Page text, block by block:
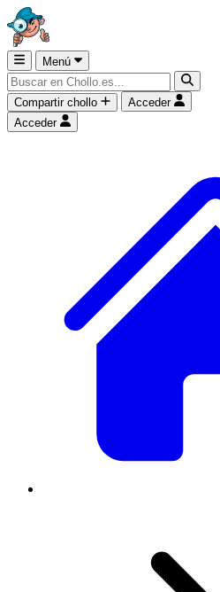
Menú
Compartir chollo
Acceder
Acceder